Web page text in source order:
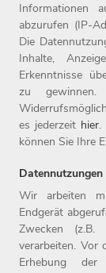
Marke WITT
Witt-Gruppe ist
der größten
der
Unternehmen
ausgezeichnet.
Weiden Teil der
Home
Arbeitgeber
Informationen
abzurufen (IP-
Die
Inhalte,
Erkenntnisse
zu
es jederzeit hier.
können Sie Ihre
Datennutzungen
Wir arbeiten
Endgerät
Zwecken
verarbeiten. Vor
Erhebung der